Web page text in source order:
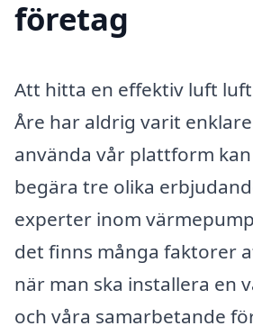
företag
Att hitta en effektiv luft
Åre har aldrig varit
använda vår plattform
begära tre olika
experter inom
det finns många faktorer
när man ska installera en
och våra samarbetande